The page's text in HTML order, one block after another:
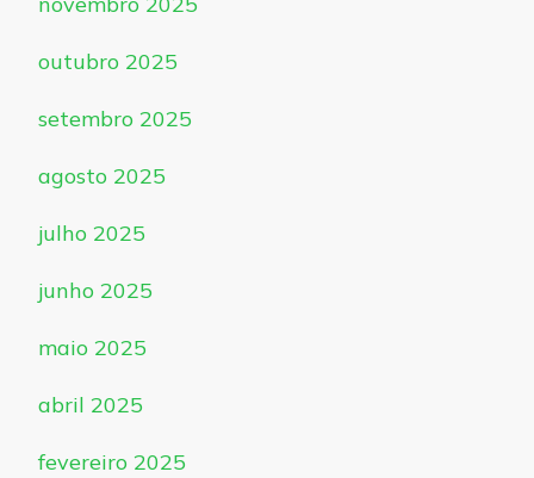
outubro 2025
setembro 2025
agosto 2025
julho 2025
junho 2025
maio 2025
abril 2025
fevereiro 2025